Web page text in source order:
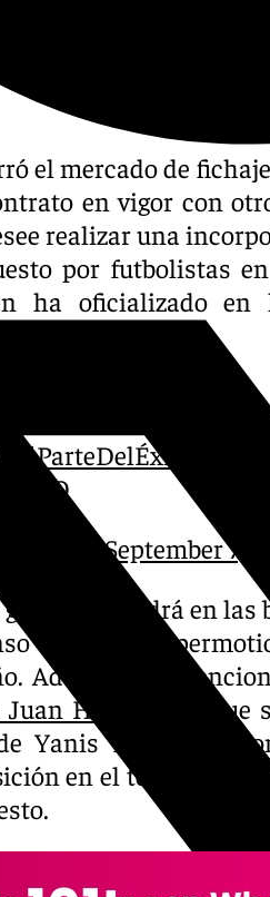
el mercado de
en vigor con
realizar una
por futbolistas
ha oficializado
#SéParteDelÉxito
September 7,
gaditano tendrá en las
a LaLiga
Además del
Hernández
,
Yanis Rahmani.
en el terreno de